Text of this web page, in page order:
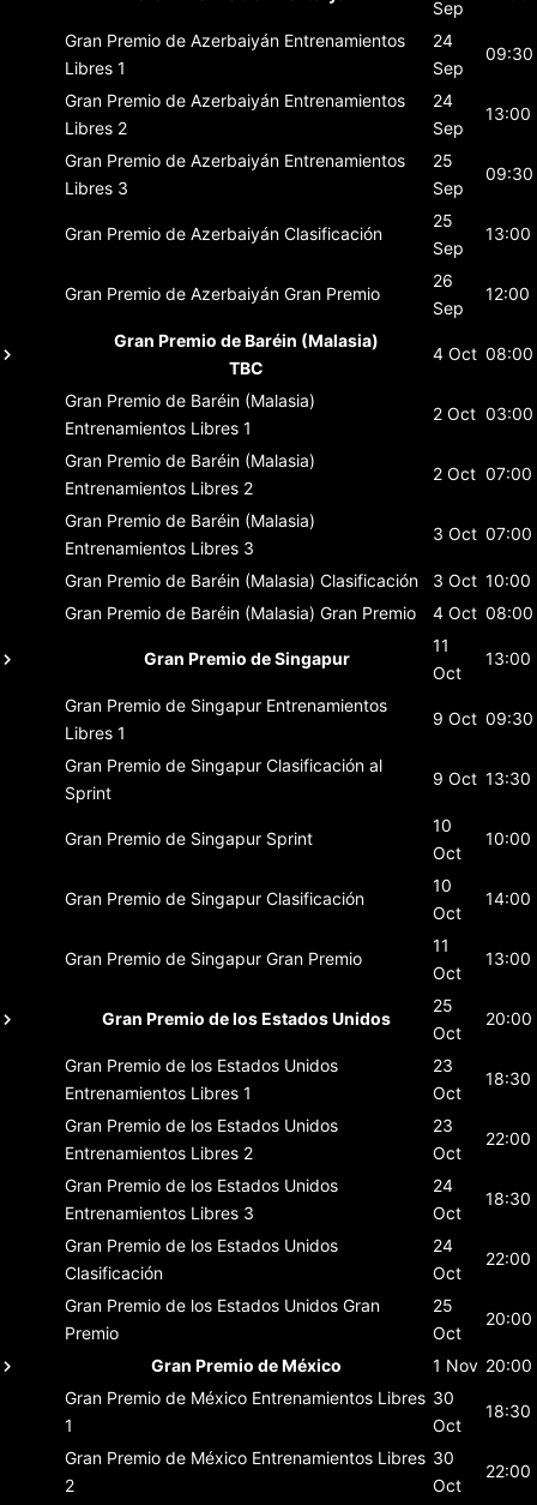
Sep
Gran Premio de Azerbaiyán Entrenamientos
Libres 1
24
Sep
09:30
Gran Premio de Azerbaiyán Entrenamientos
Libres 2
24
Sep
13:00
Gran Premio de Azerbaiyán Entrenamientos
Libres 3
25
Sep
09:30
Gran Premio de Azerbaiyán Clasificación
25
Sep
13:00
Gran Premio de Azerbaiyán Gran Premio
26
Sep
12:00
Gran Premio de Baréin (Malasia)
TBC
4 Oct 08:00
Gran Premio de Baréin (Malasia)
Entrenamientos Libres 1
2 Oct 03:00
Gran Premio de Baréin (Malasia)
Entrenamientos Libres 2
2 Oct 07:00
Gran Premio de Baréin (Malasia)
Entrenamientos Libres 3
3 Oct 07:00
Gran Premio de Baréin (Malasia) Clasificación 3 Oct 10:00
Gran Premio de Baréin (Malasia) Gran Premio 4 Oct 08:00
Gran Premio de Singapur
11
Oct
13:00
Gran Premio de Singapur Entrenamientos
Libres 1
9 Oct 09:30
Gran Premio de Singapur Clasificación al
Sprint
9 Oct 13:30
Gran Premio de Singapur Sprint
10
Oct
10:00
Gran Premio de Singapur Clasificación
10
Oct
14:00
Gran Premio de Singapur Gran Premio
11
Oct
13:00
Gran Premio de los Estados Unidos
25
Oct
20:00
Gran Premio de los Estados Unidos
Entrenamientos Libres 1
23
Oct
18:30
Gran Premio de los Estados Unidos
Entrenamientos Libres 2
23
Oct
22:00
Gran Premio de los Estados Unidos
Entrenamientos Libres 3
24
Oct
18:30
Gran Premio de los Estados Unidos
Clasificación
24
Oct
22:00
Gran Premio de los Estados Unidos Gran
Premio
25
Oct
20:00
Gran Premio de México 1 Nov 20:00
Gran Premio de México Entrenamientos Libres
1
30
Oct
18:30
Gran Premio de México Entrenamientos Libres
2
30
Oct
22:00